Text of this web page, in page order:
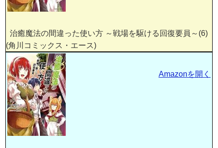
治癒魔法の間違った使い方 ～戦場を駆ける回復要員～(6)
(角川コミックス・エース)
Amazonを開く